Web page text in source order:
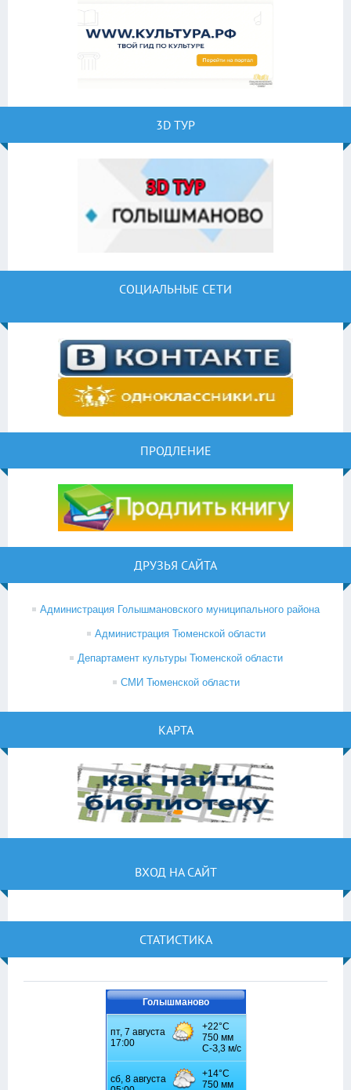
3D ТУР
СОЦИАЛЬНЫЕ СЕТИ
ПРОДЛЕНИЕ
ДРУЗЬЯ САЙТА
Администрация Голышмановского муниципального района
Администрация Тюменской области
Департамент культуры Тюменской области
СМИ Тюменской области
КАРТА
ВХОД НА САЙТ
СТАТИСТИКА
Голышманово